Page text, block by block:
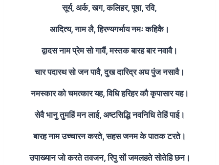
सूर्य, अर्क, खग, कलिहर, पूषा, रवि,
आदित्य, नाम लै, हिरण्यगर्भाय नमः कहिकै।
द्वादस नाम प्रेम सो गावैं, मस्तक बारह बार नवावै।
चार पदारथ सो जन पावै, दुख दारिद्र अघ पुंज नसावै।
नमस्कार को चमत्कार यह, विधि हरिहर कौ कृपासार यह।
सेवै भानु तुमहिं मन लाई, अष्टसिद्धि नवनिधि तेहिं पाई।
बारह नाम उच्चारन करते, सहस जनम के पातक टरते।
उपाख्यान जो करते तवजन, रिपु सों जमलहते सोतेहि छन।